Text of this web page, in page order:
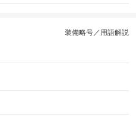
装備略号／用語解説